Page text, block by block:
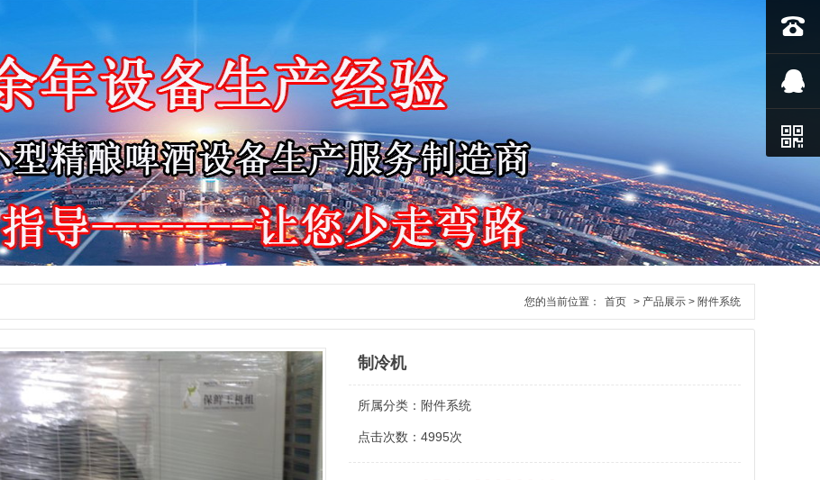
您的当前位置： 首页 > 产品展示 > 附件系统
制冷机
所属分类： 附件系统
点击次数： 4995次


